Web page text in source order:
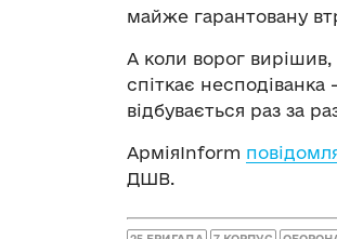
майже гарантовану
А коли ворог вирішив,
спіткає несподіванка
відбувається раз за
АрміяInform
ДШВ.